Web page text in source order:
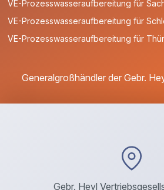
VE-Prozesswasseraufbereitung für
VE-Prozesswasseraufbereitung für
VE-Prozesswasseraufbereitung für
Generalgroßhändler der Gebr.
Gebr. Heyl